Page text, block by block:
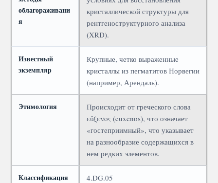
облагораживани
я
кристаллической структуры для
рентгеноструктурного анализа
(XRD).
Известный
экземпляр
Крупные, четко выраженные
кристаллы из пегматитов Норвегии
(например, Арендаль).
Этимология
Происходит от греческого слова
εὔξενος (euxenos), что означает
«гостеприимный», что указывает
на разнообразие содержащихся в
нем редких элементов.
Классификация
4.DG.05